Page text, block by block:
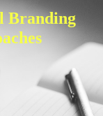
Branding